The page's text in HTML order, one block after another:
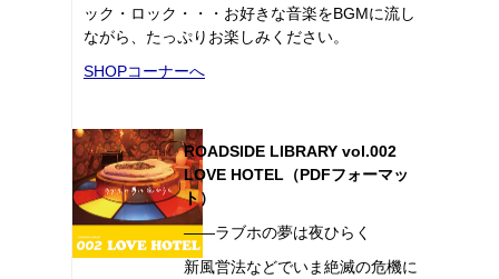
ック・ロック・・・お好きな音楽をBGMに流し
ながら、たっぷりお楽しみください。
SHOPコーナーへ
ROADSIDE LIBRARY vol.002
LOVE HOTEL（PDFフォーマッ
ト）
――ラブホの夢は夜ひらく
新風営法などでいま絶滅の危機に